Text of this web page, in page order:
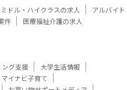
ミドル・ハイクラスの求人
アルバイト
件 医療福祉介護の求人
ング支援
大学生活情報
マイナビ子育て